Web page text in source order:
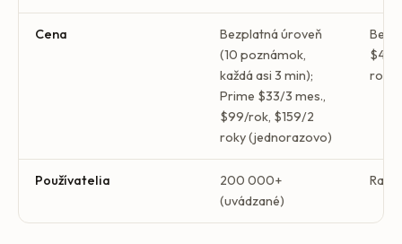
Cena
Bezplatná úroveň
(10 poznámok,
každá asi 3 min);
Prime $33/3 mes.,
$99/rok, $159/2
roky (jednorazovo)
Používatelia
200 000+
(uvádzané)